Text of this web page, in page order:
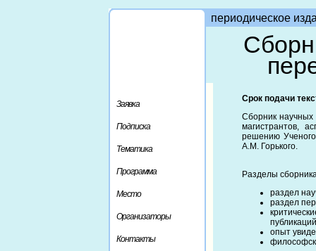
периодическое
Заявка
Подписка
Тематика
Программа
Место
Организаторы
Контакты
Срок подачи
Сборник научных
магистрантов,
решению Ученого
А.М. Горького.
Разделы
раздел
раздел
опыт